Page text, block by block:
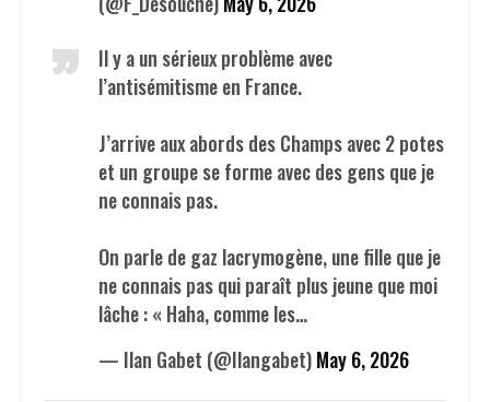
Il y a un sérieux problème avec
l’antisémitisme en France.
J’arrive aux abords des Champs avec 2 potes
et un groupe se forme avec des gens que je
ne connais pas.
On parle de gaz lacrymogène, une fille que je
ne connais pas qui paraît plus jeune que moi
lâche : « Haha, comme les…
— Ilan Gabet (@Ilangabet)May 6, 2026